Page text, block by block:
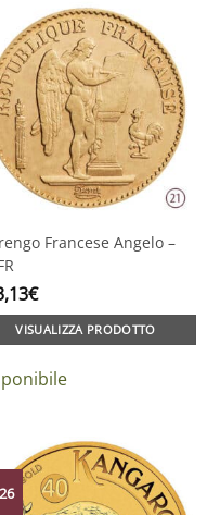
Francese Angelo –
€
VISUALIZZA PRODOTTO